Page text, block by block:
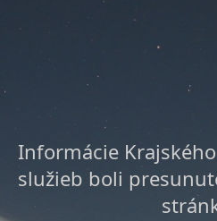
Informácie
služieb boli